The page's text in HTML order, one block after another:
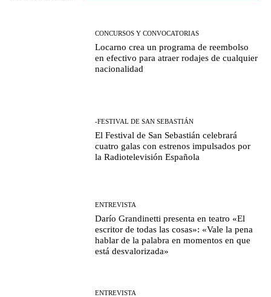
CONCURSOS Y CONVOCATORIAS
Locarno crea un programa de reembolso
en efectivo para atraer rodajes de cualquier
nacionalidad
-FESTIVAL DE SAN SEBASTIÁN
El Festival de San Sebastián celebrará
cuatro galas con estrenos impulsados por
la Radiotelevisión Española
ENTREVISTA
Darío Grandinetti presenta en teatro «El
escritor de todas las cosas»: «Vale la pena
hablar de la palabra en momentos en que
está desvalorizada»
ENTREVISTA